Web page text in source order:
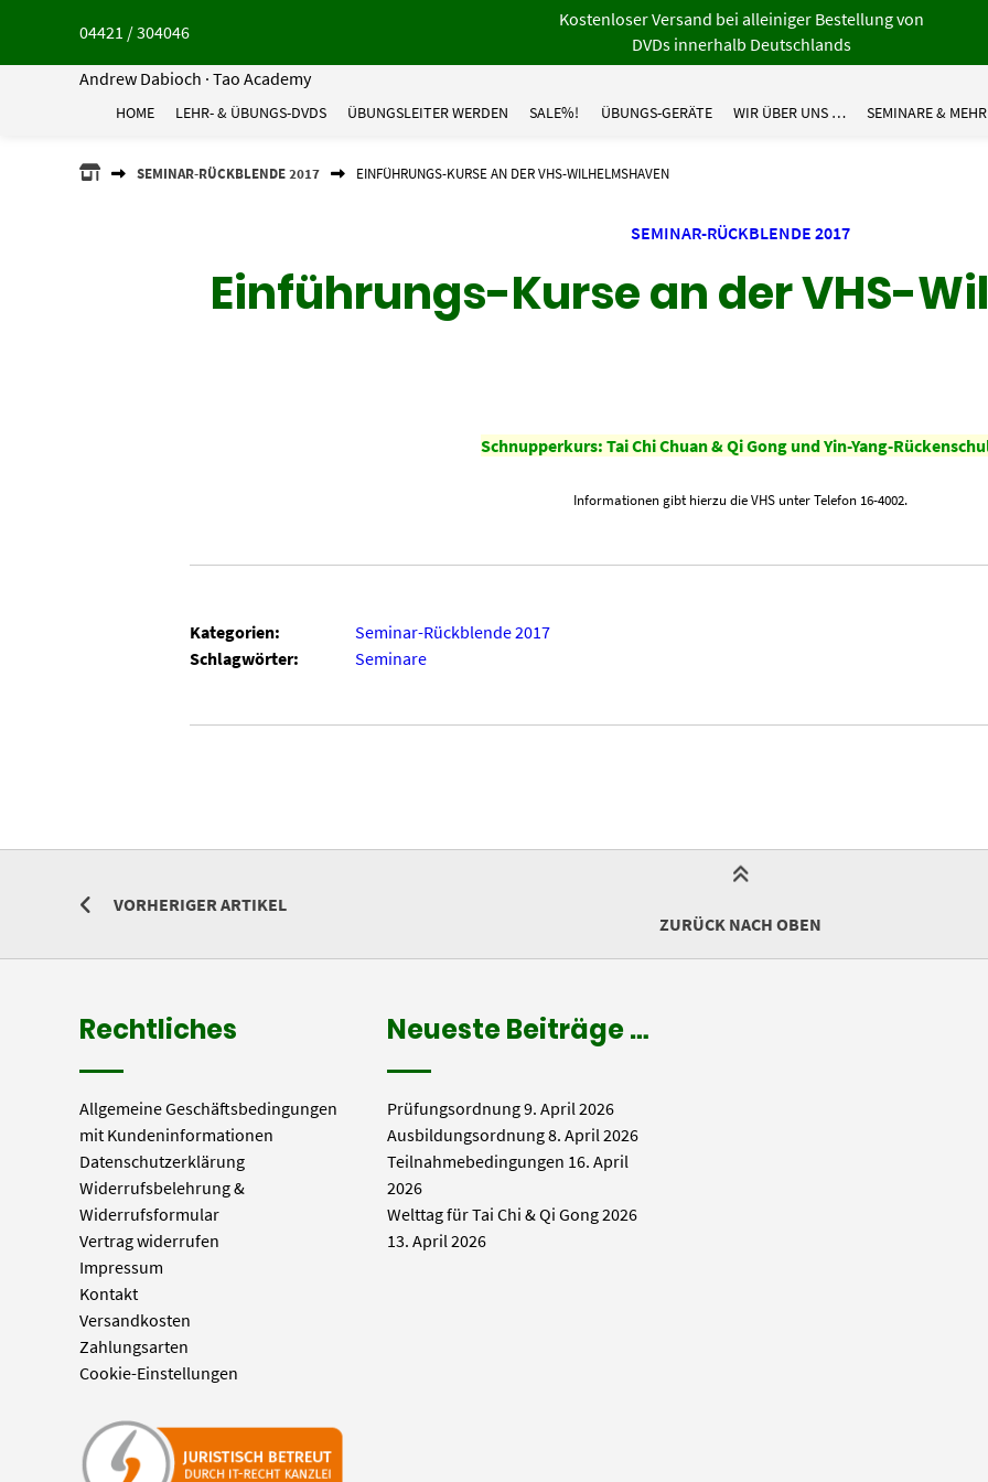
Inhalt
04421 / 304046
Kostenloser Versand bei alleiniger Bestellung von
DVDs innerhalb Deutschlands
Andrew Dabioch · Tao Academy
HOME LEHR- & ÜBUNGS-DVDS ÜBUNGSLEITER WERDEN SALE%! ÜBUNGS-GERÄTE WIR ÜBER UNS … SEMINARE & MEHR
ANDREWSEMINAR-RÜCKBLENDE 2017 EINFÜHRUNGS-KURSE AN DER VHS-WILHELMSHAVEN
SEMINAR-RÜCKBLENDE 2017
Einführungs-Kurse an der VHS-
Schnupperkurs: Tai Chi Chuan & Qi Gong undYin-Yang-
Informationen gibt hierzu die VHS unter Telefon 16-4002.
Kategorien:
Seminar-Rückblende 2017
Schlagwörter:
Seminare
VORHERIGER ARTIKEL
ZURÜCK NACH OBEN
Rechtliches
Allgemeine Geschäftsbedingungen
mit Kundeninformationen
Datenschutzerklärung
Widerrufsbelehrung &
Widerrufsformular
Vertrag widerrufen
Impressum
Kontakt
Versandkosten
Zahlungsarten
Cookie-Einstellungen
Neueste Beiträge …
Prüfungsordnung9. April 2026
Ausbildungsordnung8. April 2026
Teilnahmebedingungen 16. April
2026
Welttag für Tai Chi & Qi Gong 2026
13. April 2026